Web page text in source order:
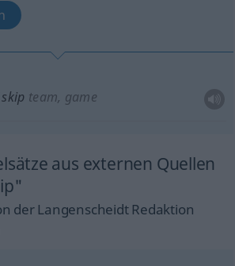
skip team, game
aus externen Quellen
der Langenscheidt Redaktion